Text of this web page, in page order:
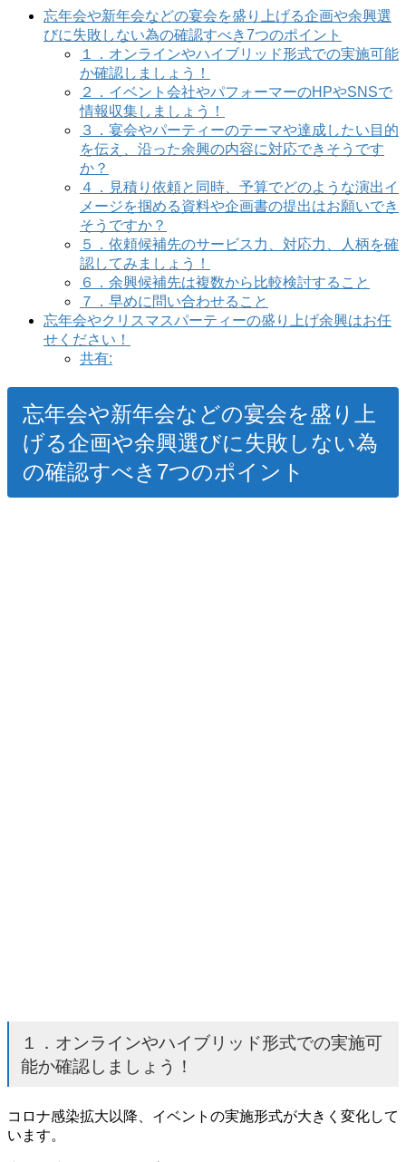
忘年会や新年会などの宴会を盛り上げる企画や余興選
びに失敗しない為の確認すべき7つのポイント
１．オンラインやハイブリッド形式での実施可能
か確認しましょう！
２．イベント会社やパフォーマーのHPやSNSで
情報収集しましょう！
３．宴会やパーティーのテーマや達成したい目的
を伝え、沿った余興の内容に対応できそうです
か？
４．見積り依頼と同時、予算でどのような演出イ
メージを掴める資料や企画書の提出はお願いでき
そうですか？
５．依頼候補先のサービス力、対応力、人柄を確
認してみましょう！
６．余興候補先は複数から比較検討すること
７．早めに問い合わせること
忘年会やクリスマスパーティーの盛り上げ余興はお任
せください！
共有:
忘年会や新年会などの宴会を盛り上
げる企画や余興選びに失敗しない為
の確認すべき7つのポイント
１．オンラインやハイブリッド形式での実施可
能か確認しましょう！
コロナ感染拡大以降、イベントの実施形式が大きく変化して
います。